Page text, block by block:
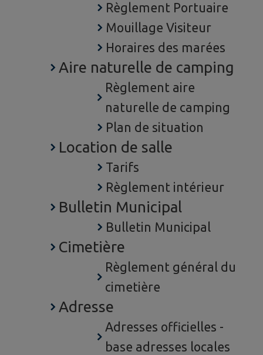
Règlement Portuaire
Mouillage Visiteur
Horaires des marées
Aire naturelle de camping
Règlement aire
naturelle de camping
Plan de situation
Location de salle
Tarifs
Règlement intérieur
Bulletin Municipal
Bulletin Municipal
Cimetière
Règlement général du
cimetière
Adresse
Adresses officielles -
base adresses locales